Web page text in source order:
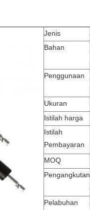
Jenis
Bahan
Penggunaan
Ukuran
Istilah harga
Istilah
Pembayaran
MOQ
Pengangkutan
Pelabuhan